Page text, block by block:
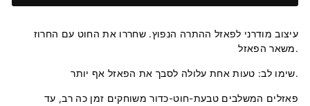
עיצוב מודרני לפאזל ההתרה הנפוץ. שחררו את החוט עם החרוז
משאר הפאזל.
שימו לב: טעות אחת עלולה לסבך את הפאזל אף יותר.
פאזלים המשלבים טבעת-חוט-כדור משוחקים זמן כה רב, עד